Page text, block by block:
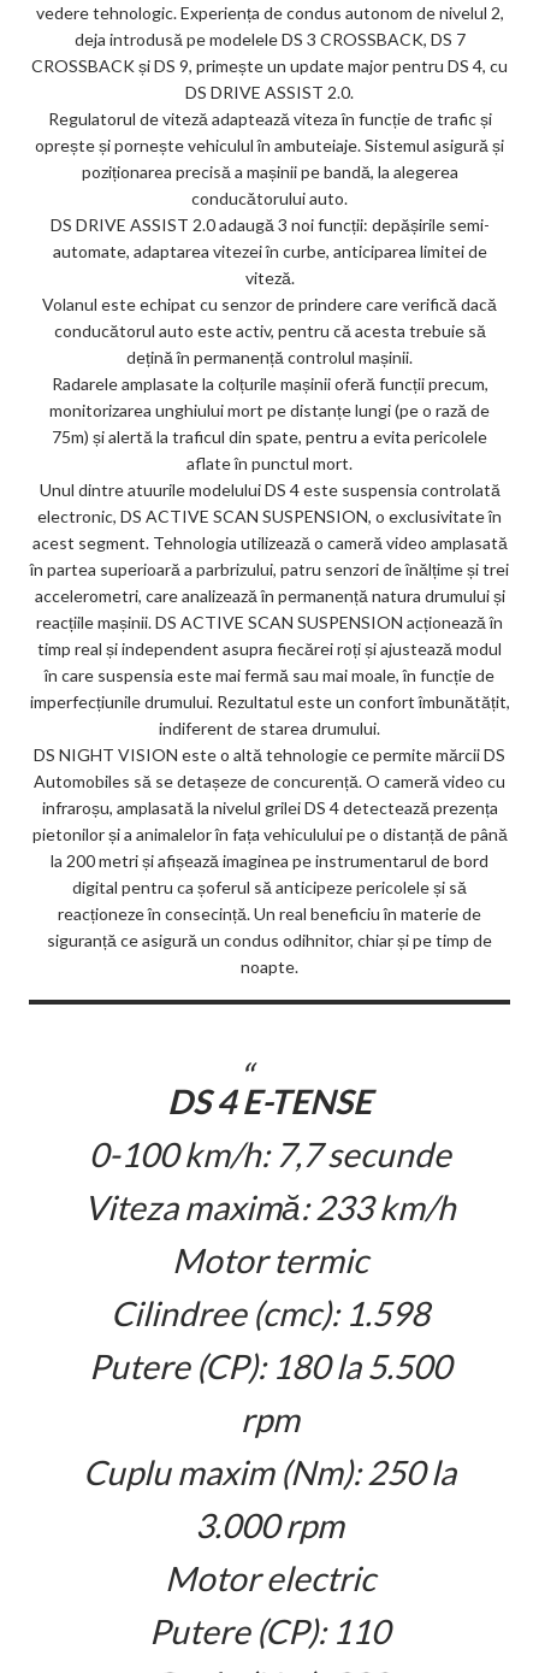
vedere tehnologic. Experiența de condus autonom de nivelul 2,
deja introdusă pe modelele DS 3 CROSSBACK, DS 7
CROSSBACK și DS 9, primește un update major pentru DS 4, cu
DS DRIVE ASSIST 2.0.
Regulatorul de viteză adaptează viteza în funcție de trafic și
oprește și pornește vehiculul în ambuteiaje. Sistemul asigură și
poziționarea precisă a mașinii pe bandă, la alegerea
conducătorului auto.
DS DRIVE ASSIST 2.0 adaugă 3 noi funcții: depășirile semi-
automate, adaptarea vitezei în curbe, anticiparea limitei de
viteză.
Volanul este echipat cu senzor de prindere care verifică dacă
conducătorul auto este activ, pentru că acesta trebuie să
dețină în permanență controlul mașinii.
Radarele amplasate la colțurile mașinii oferă funcții precum,
monitorizarea unghiului mort pe distanțe lungi (pe o rază de
75m) și alertă la traficul din spate, pentru a evita pericolele
aflate în punctul mort.
Unul dintre atuurile modelului DS 4 este suspensia controlată
electronic, DS ACTIVE SCAN SUSPENSION, o exclusivitate în
acest segment. Tehnologia utilizează o cameră video amplasată
în partea superioară a parbrizului, patru senzori de înălțime și trei
accelerometri, care analizează în permanență natura drumului și
reacțiile mașinii. DS ACTIVE SCAN SUSPENSION acționează în
timp real și independent asupra fiecărei roți și ajustează modul
în care suspensia este mai fermă sau mai moale, în funcție de
imperfecțiunile drumului. Rezultatul este un confort îmbunătățit,
indiferent de starea drumului.
DS NIGHT VISION este o altă tehnologie ce permite mărcii DS
Automobiles să se detașeze de concurență. O cameră video cu
infraroșu, amplasată la nivelul grilei DS 4 detectează prezența
pietonilor și a animalelor în fața vehiculului pe o distanță de până
la 200 metri și afișează imaginea pe instrumentarul de bord
digital pentru ca șoferul să anticipeze pericolele și să
reacționeze în consecință. Un real beneficiu în materie de
siguranță ce asigură un condus odihnitor, chiar și pe timp de
noapte.
DS 4 E-TENSE
0-100 km/h: 7,7 secunde
Viteza maximă: 233 km/h
Motor termic
Cilindree (cmc): 1.598
Putere (CP): 180 la 5.500
rpm
Cuplu maxim (Nm): 250 la
3.000 rpm
Motor electric
Putere (CP): 110